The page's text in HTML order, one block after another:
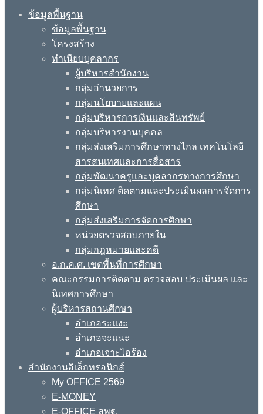
ข้อมูลพื้นฐาน
ข้อมูลพื้นฐาน
โครงสร้าง
ทำเนียบบุคลากร
ผู้บริหารสำนักงาน
กลุ่มอำนวยการ
กลุ่มนโยบายและแผน
กลุ่มบริหารการเงินและสินทรัพย์
กลุ่มบริหารงานบุคคล
กลุ่มส่งเสริมการศึกษาทางไกล เทคโนโลยี
สารสนเทศและการสื่อสาร
กลุ่มพัฒนาครูและบุคลากรทางการศึกษา
กลุ่มนิเทศ ติดตามและประเมินผลการจัดการ
ศึกษา
กลุ่มส่งเสริมการจัดการศึกษา
หน่วยตรวจสอบภายใน
กลุ่มกฎหมายและคดี
อ.ก.ค.ศ. เขตพื้นที่การศึกษา
คณะกรรมการติดตาม ตรวจสอบ ประเมินผล และ
นิเทศการศึกษา
ผู้บริหารสถานศึกษา
อำเภอระแงะ
อำเภอจะแนะ
อำเภอเจาะไอร้อง
สำนักงานอิเล็กทรอนิกส์
My OFFICE 2569
E-MONEY
E-OFFICE สพฐ.